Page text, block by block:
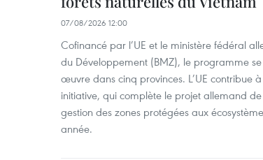
07/08/2026 12:00
Cofinancé par l’UE et le ministère fédéral
du Développement (BMZ), le programme
œuvre dans cinq provinces. L’UE contribue
initiative, qui complète le projet allemand de
gestion des zones protégées aux
année.